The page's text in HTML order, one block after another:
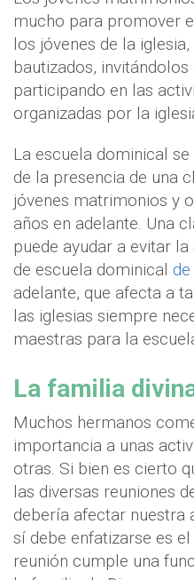
mucho para promover
los jóvenes de la
bautizados, invitándolos
participando en las
organizadas por la
La escuela dominical
de la presencia de una
jóvenes matrimonios y
años en adelante. Una
puede ayudar a evitar
de escuela dominical
adelante, que afecta a
las iglesias siempre
maestras para la
La familia
Muchos hermanos
importancia a unas
otras. Si bien es cierto
las diversas reuniones
debería afectar nuestra
sí debe enfatizarse es
reunión cumple una